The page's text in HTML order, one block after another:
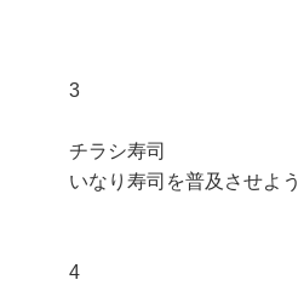
3
チラシ寿司
いなり寿司を普及させよう
4